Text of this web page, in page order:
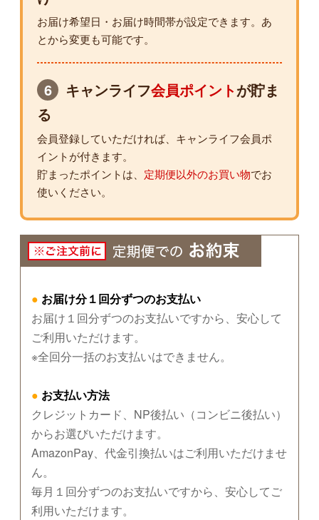
お届け希望日・お届け時間帯が設定できます。あ
とから変更も可能です。
6 キャンライフ会員ポイントが貯ま
る
会員登録していただければ、キャンライフ会員ポ
イントが付きます。
貯まったポイントは、 定期便以外のお買い物でお
使いください。
● お届け分１回分ずつのお支払い
お届け１回分ずつのお支払いですから、安心して
ご利用いただけます。
※全回分一括のお支払いはできません。
● お支払い方法
クレジットカード、NP後払い（コンビニ後払い）
からお選びいただけます。
AmazonPay、代金引換払いはご利用いただけませ
ん。
毎月１回分ずつのお支払いですから、安心してご
利用いただけます。